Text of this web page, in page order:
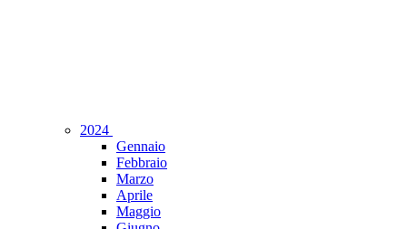
2024
Gennaio
Febbraio
Marzo
Aprile
Maggio